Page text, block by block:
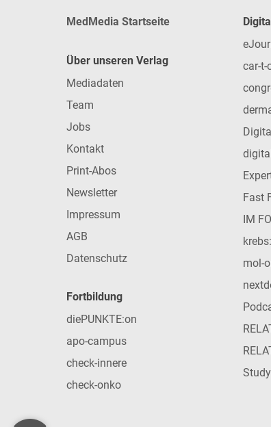
MedMedia Startseite
Über unseren Verlag
Mediadaten
Team
Jobs
Kontakt
Print-Abos
Newsletter
Impressum
AGB
Datenschutz
Fortbildung
diePUNKTE:on
apo-campus
check-innere
check-onko
car-t-
Fast
IM
mol-